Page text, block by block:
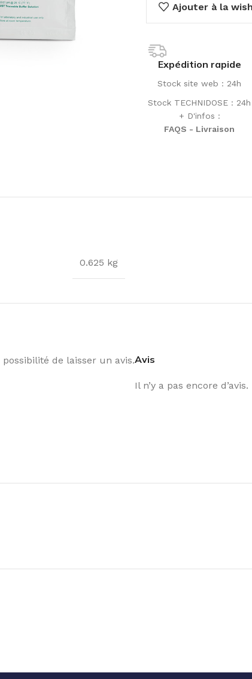
Ajouter à la
Expédition rapide
Stock site web : 24h
Stock TECHNIDOSE : 24h
+ D'infos :
FAQS - Livraison
0.625 kg
Avis
Il n’y a pas encore d’avis.
de laisser un avis.